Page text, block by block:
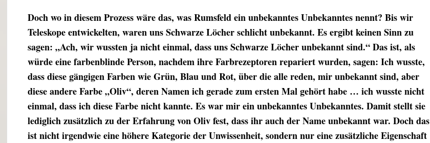
Doch wo in diesem Prozess wäre das, was Rumsfeld ein unbekanntes Unbekanntes nennt? Bis wir
Teleskope entwickelten, waren uns Schwarze Löcher schlicht unbekannt. Es ergibt keinen Sinn zu
sagen: „Ach, wir wussten ja nicht einmal, dass uns Schwarze Löcher unbekannt sind.“ Das ist, als
würde eine farbenblinde Person, nachdem ihre Farbrezeptoren repariert wurden, sagen: Ich wusste,
dass diese gängigen Farben wie Grün, Blau und Rot, über die alle reden, mir unbekannt sind, aber
diese andere Farbe „Oliv“, deren Namen ich gerade zum ersten Mal gehört habe … ich wusste nicht
einmal, dass ich diese Farbe nicht kannte. Es war mir ein unbekanntes Unbekanntes. Damit stellt sie
lediglich zusätzlich zu der Erfahrung von Oliv fest, dass ihr auch der Name unbekannt war. Doch das
ist nicht irgendwie eine höhere Kategorie der Unwissenheit, sondern nur eine zusätzliche Eigenschaft